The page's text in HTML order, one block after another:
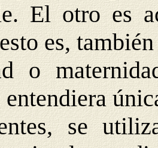
El otro es
es,
o
entendiera
se